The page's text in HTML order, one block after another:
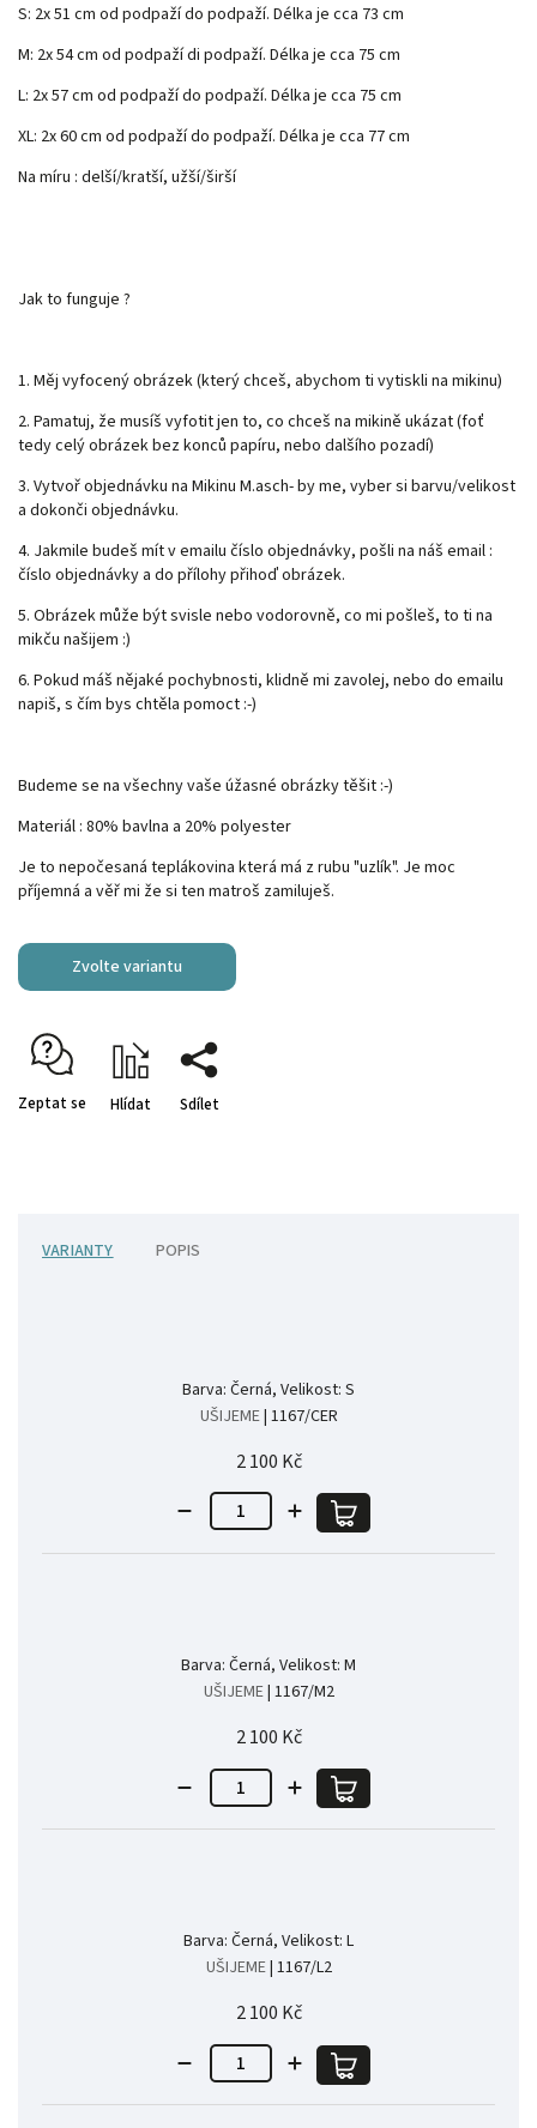
S: 2x 51 cm od podpaží do podpaží. Délka je cca 73 cm
M: 2x 54 cm od podpaží di podpaží. Délka je cca 75 cm
L: 2x 57 cm od podpaží do podpaží. Délka je cca 75 cm
XL: 2x 60 cm od podpaží do podpaží. Délka je cca 77 cm
Na míru : delší/kratší, užší/širší
Jak to funguje ?
1. Měj vyfocený obrázek (který chceš, abychom ti vytiskli na mikinu)
2. Pamatuj, že musíš vyfotit jen to, co chceš na mikině ukázat (foť
tedy celý obrázek bez konců papíru, nebo dalšího pozadí)
3. Vytvoř objednávku na Mikinu M.asch- by me, vyber si barvu/velikost
a dokonči objednávku.
4. Jakmile budeš mít v emailu číslo objednávky, pošli na náš email :
číslo objednávky a do přílohy přihoď obrázek.
5. Obrázek může být svisle nebo vodorovně, co mi pošleš, to ti na
mikču našijem :)
6. Pokud máš nějaké pochybnosti, klidně mi zavolej, nebo do emailu
napiš, s čím bys chtěla pomoct :-)
Budeme se na všechny vaše úžasné obrázky těšit :-)
Materiál : 80% bavlna a 20% polyester
Je to nepočesaná teplákovina která má z rubu "uzlík". Je moc
příjemná a věř mi že si ten matroš zamiluješ.
Zvolte variantu
Zeptat se Hlídat Sdílet
VARIANTY POPIS
Barva: Černá, Velikost: S
UŠIJEME| 1167/CER
2 100 Kč
Barva: Černá, Velikost: M
UŠIJEME| 1167/M2
2 100 Kč
Barva: Černá, Velikost: L
UŠIJEME| 1167/L2
2 100 Kč